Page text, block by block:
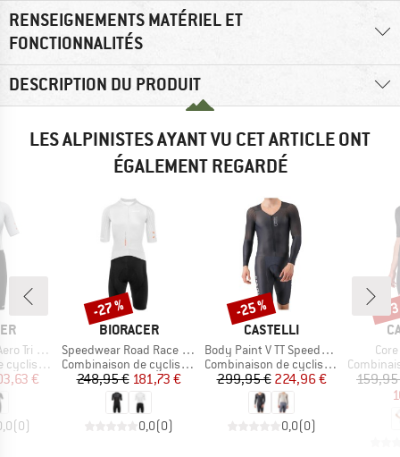
RENSEIGNEMENTS MATÉRIEL ET
FONCTIONNALITÉS
DESCRIPTION DU PRODUIT
LES ALPINISTES AYANT VU CET ARTICLE ONT
ÉGALEMENT REGARDÉ
Suit Kit
réduit
€
(0)
MARQUE
BIORACER
Article
Speedwear Road Race Suit
Product group
Combinaison de cyclisme
Prix
248,95 €Prix réduit
181,73 €
0,0(0)
Remise
-27 %
MARQUE
CASTELLI
Article
Body Paint V TT Speedsuit
Product group
Combinaison de cyclisme
Prix
299,95 €Prix réduit
224,96 €
0,0(0)
Remise
-25 %
Product
-